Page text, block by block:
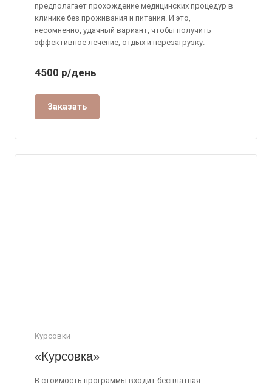
предполагает прохождение медицинских процедур в
клинике без проживания и питания. И это,
несомненно, удачный вариант, чтобы получить
эффективное лечение, отдых и перезагрузку.
4500 р/день
Заказать
Курсовки
«Курсовка»
В стоимость программы входит бесплатная